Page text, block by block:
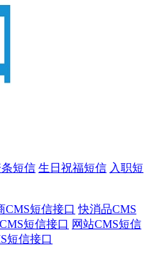
短信 生日祝福短信 入职短
CMS短信接口 快消品CMS
短信接口 网站CMS短信
短信接口